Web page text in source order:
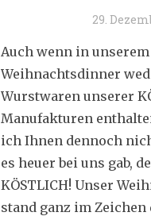
29.
Auch wenn in
Weihnachtsdinner
Wurstwaren unserer
Manufakturen
ich Ihnen dennoch
es heuer bei uns gab,
KÖSTLICH! Unser
stand ganz im Zeichen